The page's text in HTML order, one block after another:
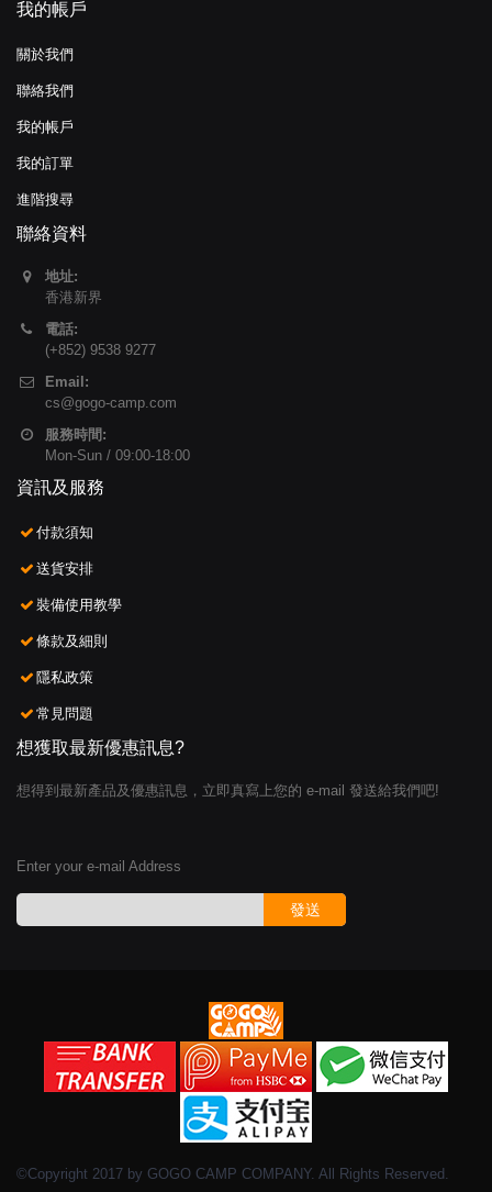
我的帳戶
關於我們
聯絡我們
我的帳戶
我的訂單
進階搜尋
聯絡資料
地址:
香港新界
電話:
(+852) 9538 9277
Email:
cs@gogo-camp.com
服務時間:
Mon-Sun / 09:00-18:00
資訊及服務
付款須知
送貨安排
裝備使用教學
條款及細則
隱私政策
常見問題
想獲取最新優惠訊息?
想得到最新產品及優惠訊息，立即真寫上您的 e-mail 發送給我們吧!
Enter your e-mail Address
發送
©Copyright 2017 by GOGO CAMP COMPANY. All Rights Reserved.